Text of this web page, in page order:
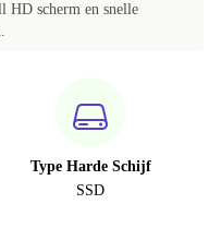
HD scherm en snelle
Type Harde Schijf
SSD